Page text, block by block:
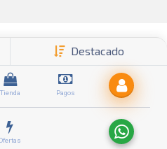
Destacado
Tienda Pagos
3 items encontrados.